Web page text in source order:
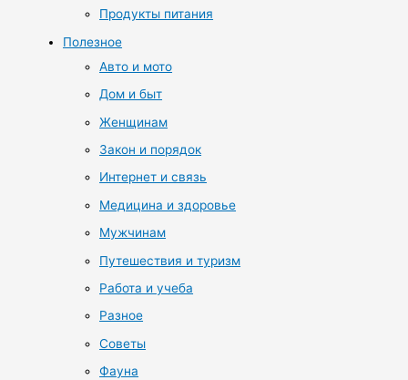
Продукты питания
Полезное
Авто и мото
Дом и быт
Женщинам
Закон и порядок
Интернет и связь
Медицина и здоровье
Мужчинам
Путешествия и туризм
Работа и учеба
Разное
Советы
Фауна